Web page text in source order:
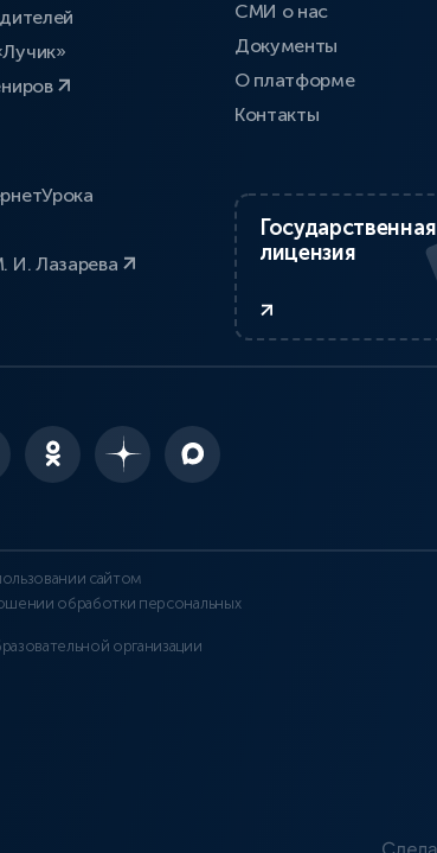
И. Лазарева
СМИ о нас
Документы
О платформе
Контакты
Государственная
лицензия
сайтом
обработки персональных
организации